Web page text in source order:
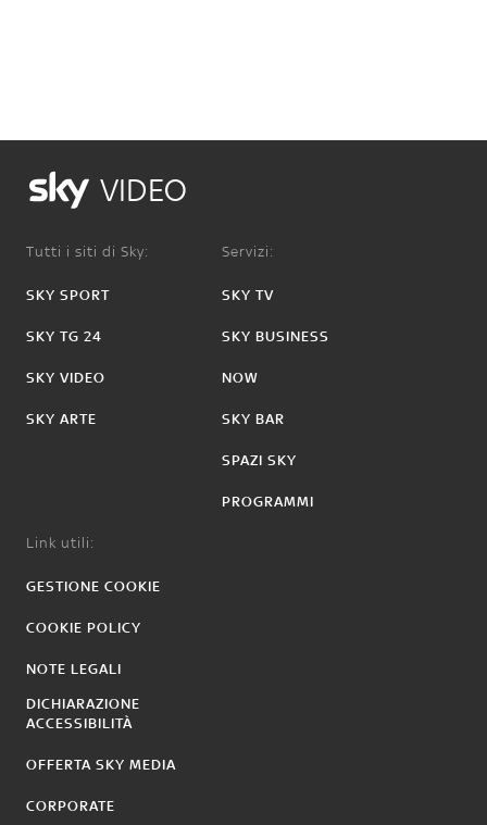
VIDEO
Tutti i siti di Sky:
SKY SPORT
SKY TG 24
SKY VIDEO
SKY ARTE
Servizi:
SKY TV
SKY BUSINESS
NOW
SKY BAR
SPAZI SKY
PROGRAMMI
Link utili:
GESTIONE COOKIE
COOKIE POLICY
NOTE LEGALI
DICHIARAZIONE
ACCESSIBILITÀ
OFFERTA SKY MEDIA
CORPORATE